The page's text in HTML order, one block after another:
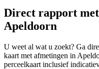
Direct rapport
Apeldoorn
U weet al wat u zoekt? Ga
kaart met afmetingen in
perceelkaart inclusief